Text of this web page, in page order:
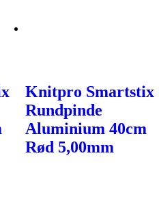
Knitpro Smartstix
Rundpinde
Aluminium 40cm
Rød 5,00mm